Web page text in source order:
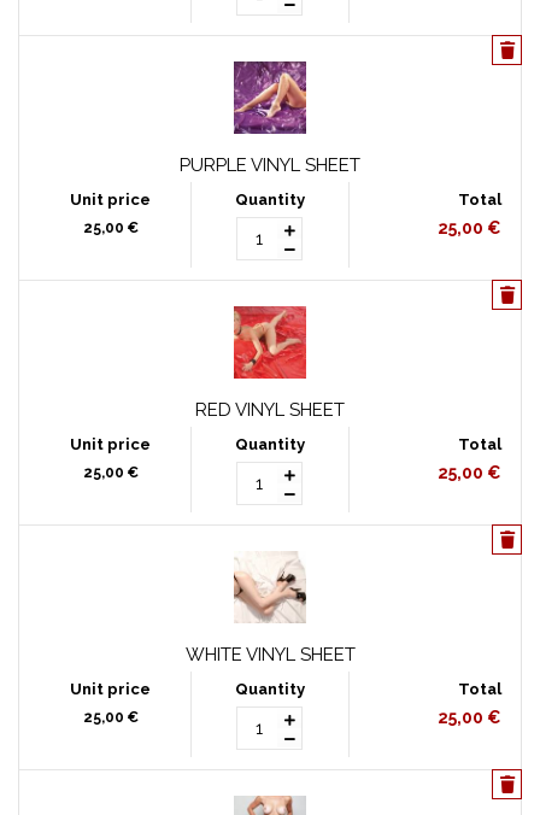
PURPLE VINYL SHEET
25,00 € 25,00 €
RED VINYL SHEET
25,00 € 25,00 €
WHITE VINYL SHEET
25,00 € 25,00 €